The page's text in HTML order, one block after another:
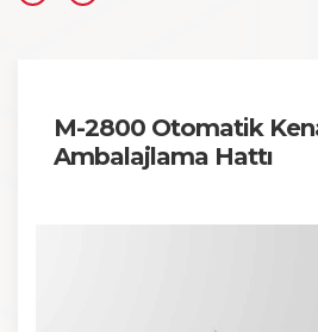
M-2800 Otomatik
Ambalajlama Hattı